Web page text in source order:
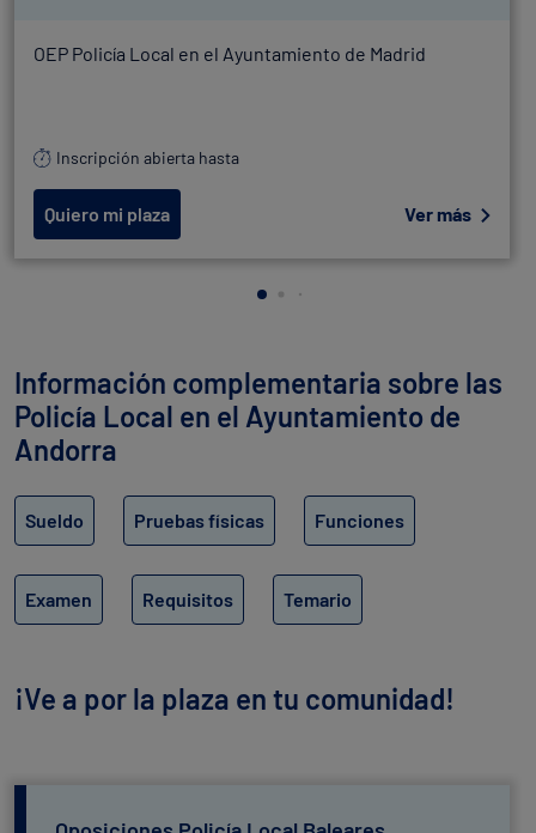
OEP Policía Local en el Ayuntamiento de Madrid
Inscripción abierta hasta
Quiero mi plaza Ver más
Información complementaria sobre las
Policía Local en el Ayuntamiento de
Andorra
Sueldo Pruebas físicas Funciones
Examen Requisitos Temario
¡Ve a por la plaza en tu comunidad!